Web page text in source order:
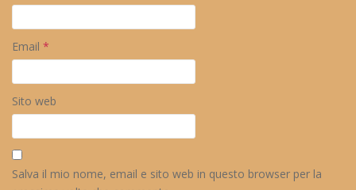
Email *
Sito web
Salva il mio nome, email e sito web in questo browser per la